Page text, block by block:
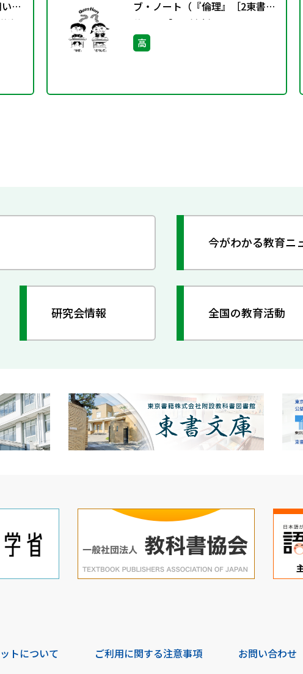
た
資
ブ・ノート（『倫理』［2東書・
倫理311］に対応）
高
今がわかる教育ニ
研究会情報 全国の教育活動
トについて ご利用に関する注意事項 お問い合わせ